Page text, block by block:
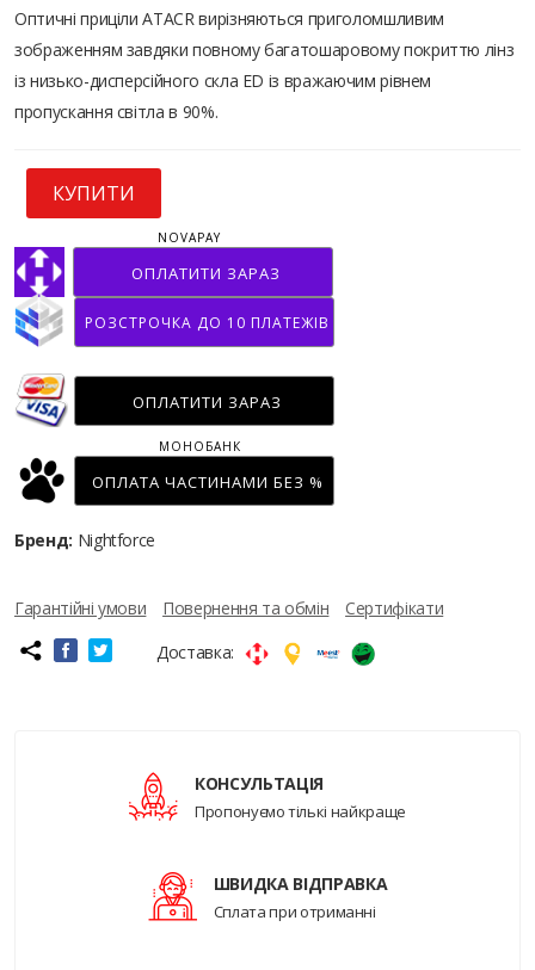
Оптичні приціли ATACR вирізняються приголомшливим
зображенням завдяки повному багатошаровому покриттю лінз
із низько-дисперсійного скла ED із вражаючим рівнем
пропускання світла в 90%.
КУПИТИ
ОПЛАТИТИ ЗАРАЗ
NOVAPAY
РОЗСТРОЧКА ДО 10 ПЛАТЕЖІВ
ОПЛАТИТИ ЗАРАЗ
ОПЛАТА ЧАСТИНАМИ БЕЗ %
МОНОБАНК
Бренд: Nightforce
Гарантійні умови Повернення та обмін
Сертифікати
Доставка:
КОНСУЛЬТАЦІЯ
Пропонуємо тількі найкраще
ШВИДКА ВІДПРАВКА
Сплата при отриманні